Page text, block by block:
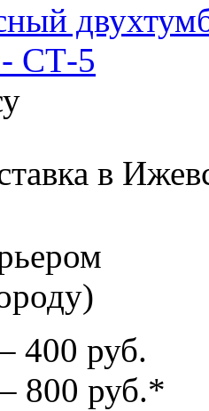
- СТ-5
в
400 руб.
800 руб.*